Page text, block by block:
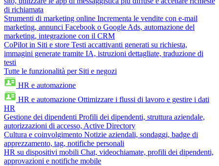
di richiamata
Strumenti di marketing online Incrementa le vendite con e-mail
marketing, annunci Facebook o Google Ads, automazione del
marketing, integrazione con il CRM
CoPilot in Siti e store Testi accattivanti generati su richiesta,
immagini generate tramite IA, istruzioni dettagliate, traduzione di
testi
Tutte le funzionalità per Siti e negozi
HR e automazione
HR e automazione Ottimizzare i flussi di lavoro e gestire i dati
HR
Gestione dei dipendenti Profili dei dipendenti, struttura aziendale,
autorizzazioni di accesso, Active Directory
Cultura e coinvolgimento Notizie aziendali, sondaggi, badge di
apprezzamento, tag, notifiche personali
HR su dispositivi mobili Chat, videochiamate, profili dei dipendenti,
approvazioni e notifiche mobile